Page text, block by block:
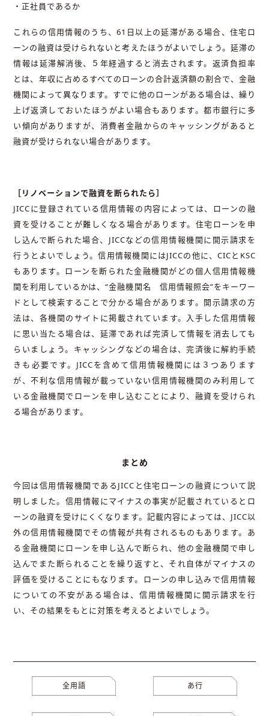
・正社員であるか
これらの信用情報のうち、61日以上の延滞がある場合、住宅ロ
ーンの融資は受けられないと考えたほうがよいでしょう。延滞の
情報は延滞解消後、５年経過すると消去されます。返済負担率
とは、年収に占めるすべてのローンの合計返済額の割合で、金融
機関によって異なります。すでに他のローンがある場合は、繰り
上げ返済しておいたほうがよい場合もあります。都市銀行に多
い傾向がありますが、消費者金融からのキャッシングがあると
融資が受けられない場合があります。
［リノベーションで融資を断られたら］
JICCに登録されている信用情報の内容によっては、ローンの融
資を受けることが難しくなる場合があります。住宅ローンを申
し込んで断られた場合、JICCなどの信用情報機関に開示請求を
行うとよいでしょう。信用情報機関にはJICCの他に、CICとKSC
もあります。ローンを断られた金融機関がどの個人信用情報機
関を利用しているかは、“金融機関名 信用情報照会”をキーワー
ドとして検索することで分かる場合があります。開示請求の方
法は、各機関のサイトに掲載されています。入手した信用情報
に思い当たる場合は、延滞であれば完済して情報を消去しても
らいましょう。キャッシングなどの場合は、完済後に解約手続
きも必要です。JICCを含めて信用情報機関には３つあります
が、不利な信用情報が載っていない信用情報機関のみ利用して
いる金融機関でローンを申し込むことにより、融資を受けられ
る場合があります。
まとめ
今回は信用情報機関であるJICCと住宅ローンの融資について説
明しました。信用情報にマイナスの事実が記載されているとロ
ーンの融資を受けにくくなります。記載内容によっては、JICC以
外の信用情報機関でその情報が共有されるものもあります。あ
る金融機関にローンを申し込んで断られ、他の金融機関で申し
込んでまた断られることを繰り返すと、それ自体がマイナスの
評価を受けることにもなります。ローンの申し込みで信用情報
についての不安がある場合は、信用情報機関に開示請求を行
い、その結果をもとに対策を考えるとよいでしょう。
全用語 あ行